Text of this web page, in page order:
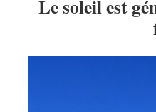
Le soleil est